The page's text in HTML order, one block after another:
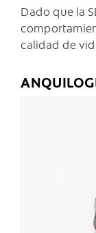
Dado que la
calidad de